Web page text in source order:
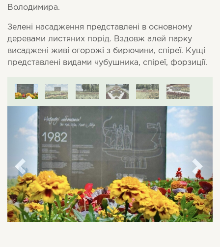
Володимира.
Зелені насадження представлені в основному
деревами листяних порід. Вздовж алей парку
висаджені живі огорожі з бирючини, спіреї. Кущі
представлені видами чубушника, спіреї, форзиції.